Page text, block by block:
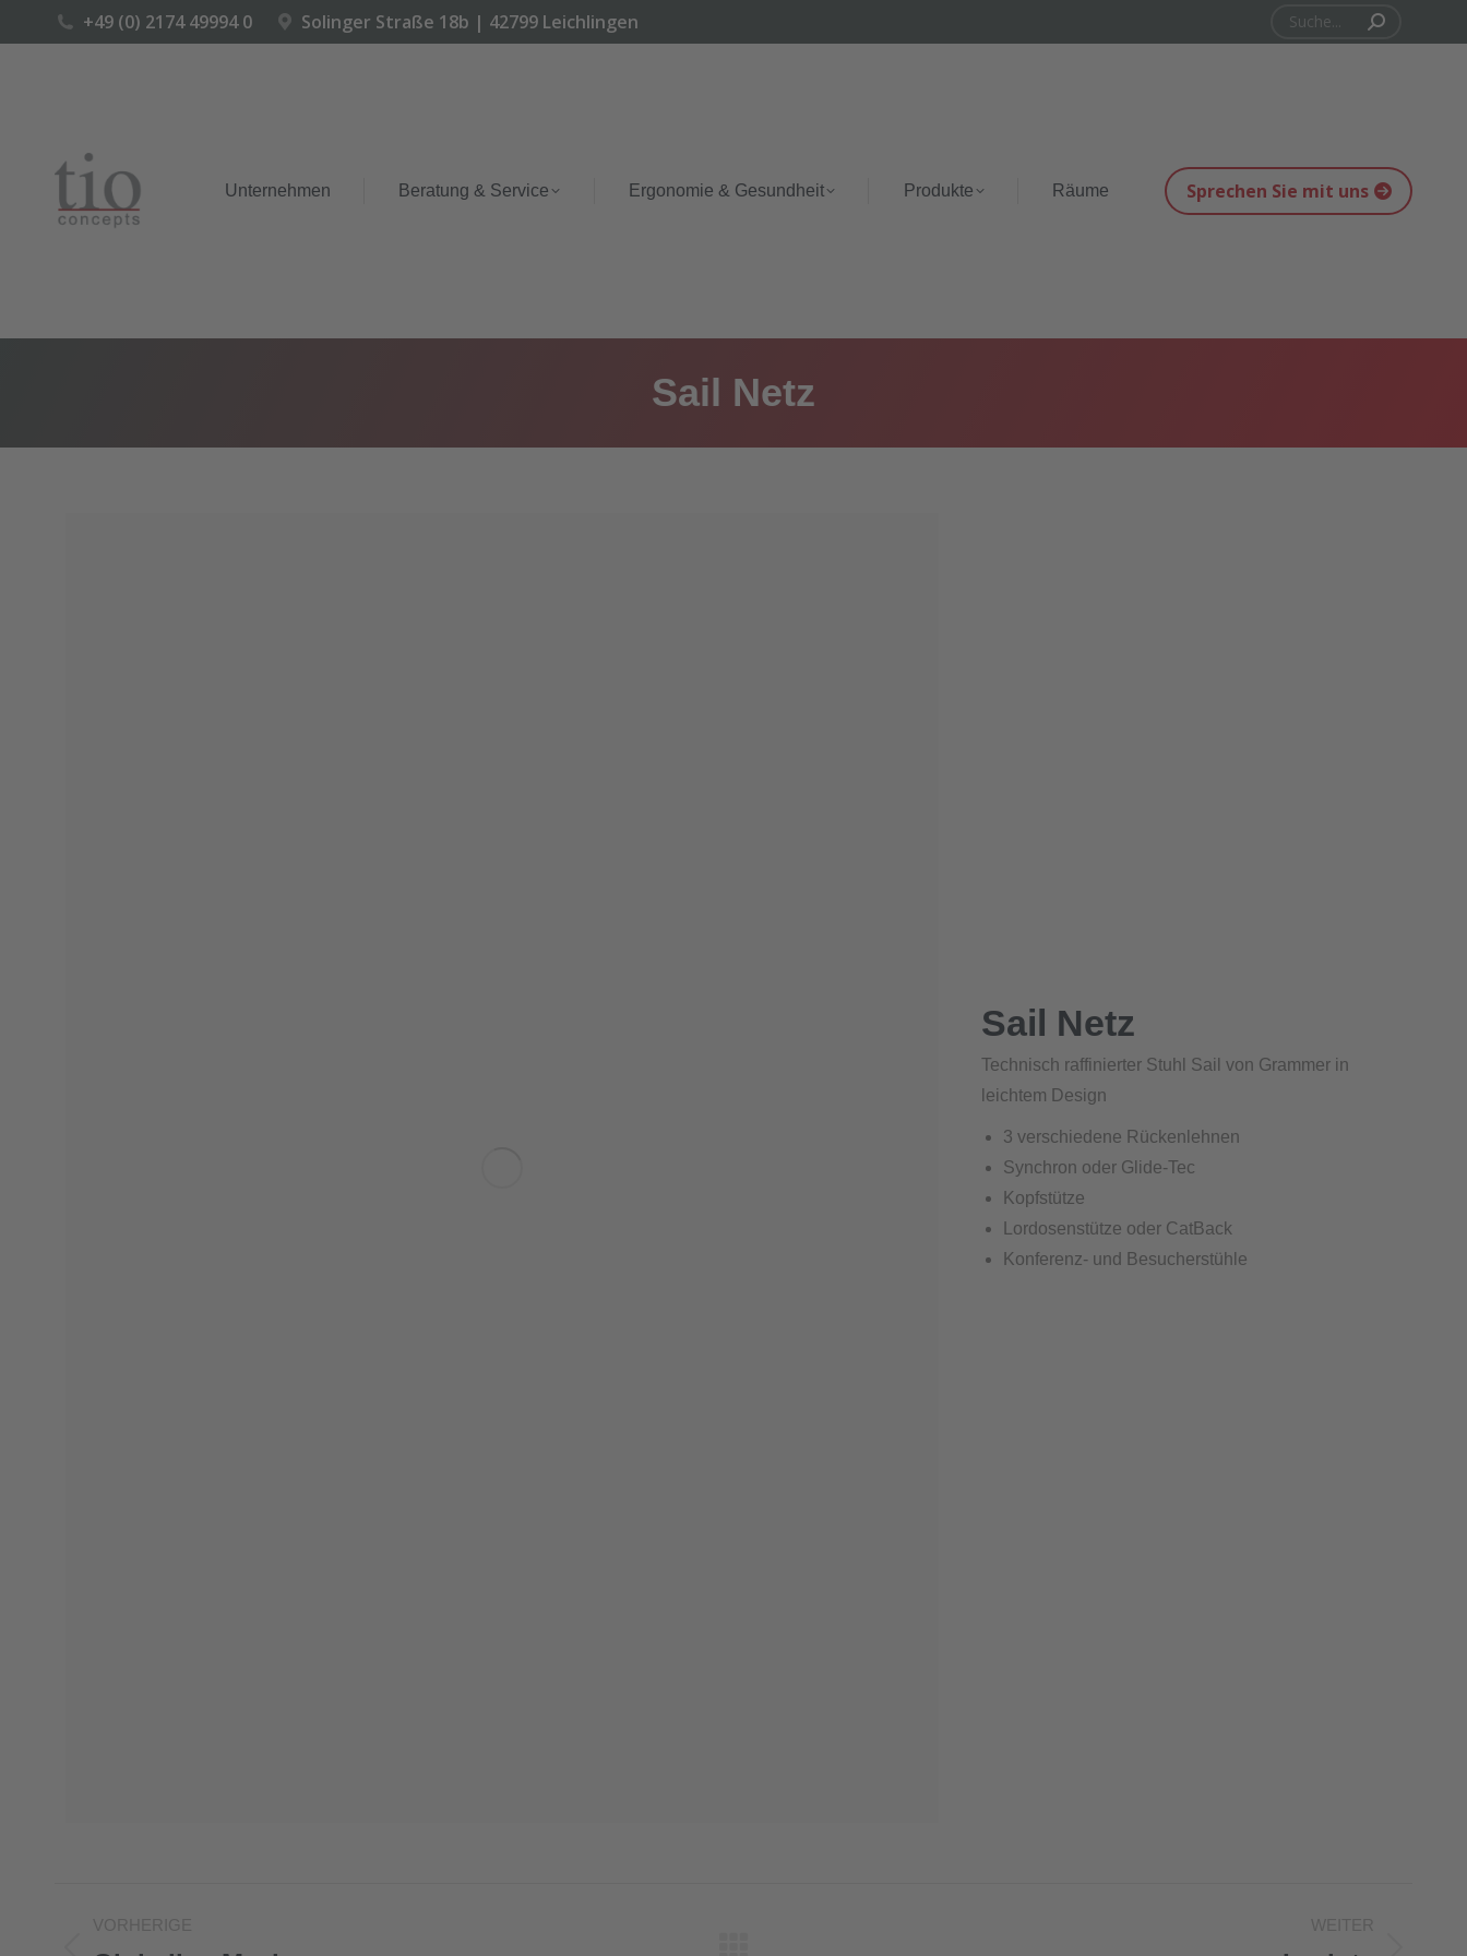
+49 (0) 2174 49994 0 Solinger Straße 18b | 42799 Leichlingen Suchen:
Unternehmen Beratung & Service Ergonomie & Gesundheit Produkte Räume Sprechen Sie mit uns
Sail Netz
Sail Netz
Technisch raffinierter Stuhl Sail von Grammer in
leichtem Design
3 verschiedene Rückenlehnen
Synchron oder Glide-Tec
Kopfstütze
Lordosenstütze oder CatBack
Konferenz- und Besucherstühle